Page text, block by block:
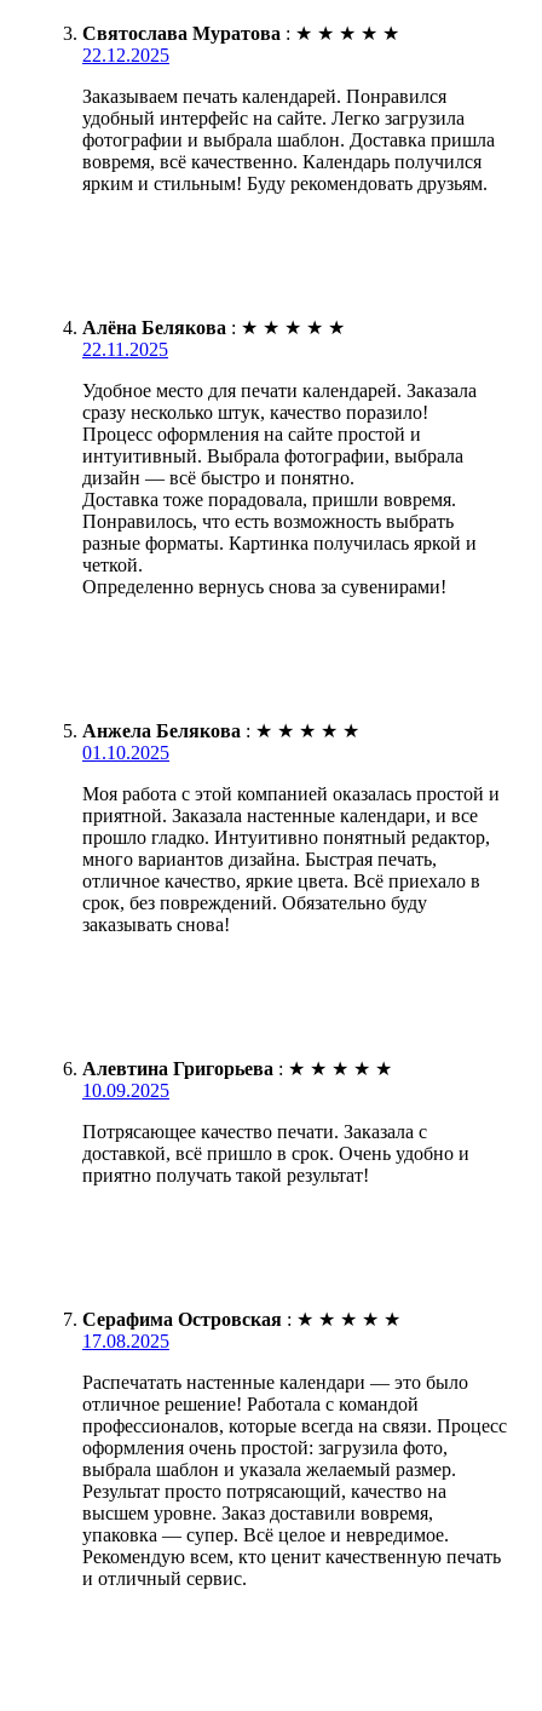
Святослава Муратова : ★ ★ ★ ★ ★
22.12.2025
Заказываем печать календарей. Понравился
удобный интерфейс на сайте. Легко загрузила
фотографии и выбрала шаблон. Доставка пришла
вовремя, всё качественно. Календарь получился
ярким и стильным! Буду рекомендовать друзьям.
Алёна Белякова : ★ ★ ★ ★ ★
22.11.2025
Удобное место для печати календарей. Заказала
сразу несколько штук, качество поразило!
Процесс оформления на сайте простой и
интуитивный. Выбрала фотографии, выбрала
дизайн — всё быстро и понятно.
Доставка тоже порадовала, пришли вовремя.
Понравилось, что есть возможность выбрать
разные форматы. Картинка получилась яркой и
четкой.
Определенно вернусь снова за сувенирами!
Анжела Белякова : ★ ★ ★ ★ ★
01.10.2025
Моя работа с этой компанией оказалась простой и
приятной. Заказала настенные календари, и все
прошло гладко. Интуитивно понятный редактор,
много вариантов дизайна. Быстрая печать,
отличное качество, яркие цвета. Всё приехало в
срок, без повреждений. Обязательно буду
заказывать снова!
Алевтина Григорьева : ★ ★ ★ ★ ★
10.09.2025
Потрясающее качество печати. Заказала с
доставкой, всё пришло в срок. Очень удобно и
приятно получать такой результат!
Серафима Островская : ★ ★ ★ ★ ★
17.08.2025
Распечатать настенные календари — это было
отличное решение! Работала с командой
профессионалов, которые всегда на связи. Процесс
оформления очень простой: загрузила фото,
выбрала шаблон и указала желаемый размер.
Результат просто потрясающий, качество на
высшем уровне. Заказ доставили вовремя,
упаковка — супер. Всё целое и невредимое.
Рекомендую всем, кто ценит качественную печать
и отличный сервис.